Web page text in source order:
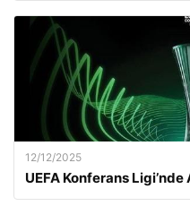
12/12/2025
UEFA Konferans Ligi’nde